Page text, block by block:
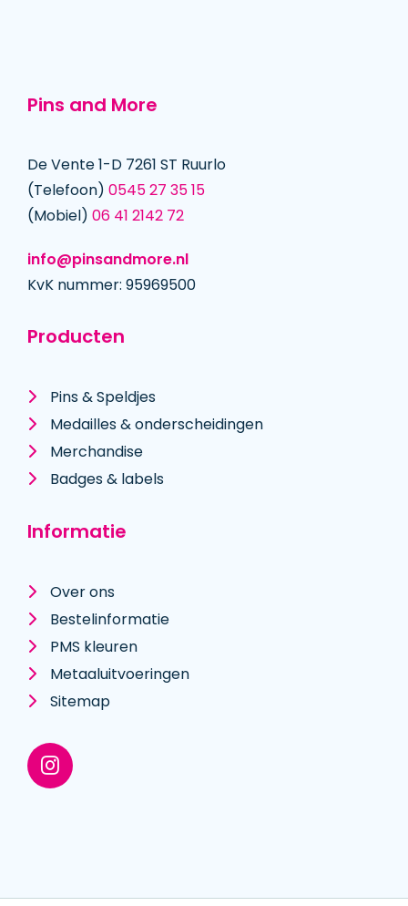
Pins and More
De Vente 1-D 7261 ST Ruurlo
(Telefoon) 0545 27 35 15
(Mobiel) 06 41 2142 72
info@pinsandmore.nl
KvK nummer: 95969500
Producten
Pins & Speldjes
Medailles & onderscheidingen
Merchandise
Badges & labels
Informatie
Over ons
Bestelinformatie
PMS kleuren
Metaal­uitvoeringen
Sitemap